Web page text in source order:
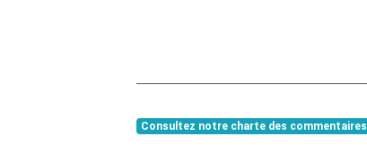
Consultez notre charte des commentaires